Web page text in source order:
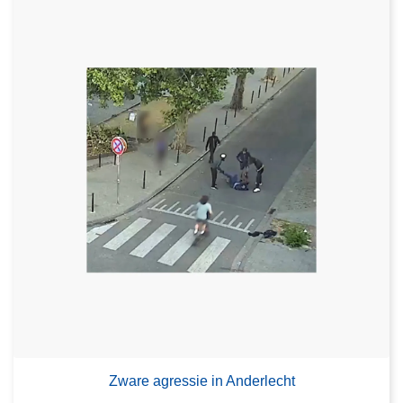
Zware agressie in Anderlecht